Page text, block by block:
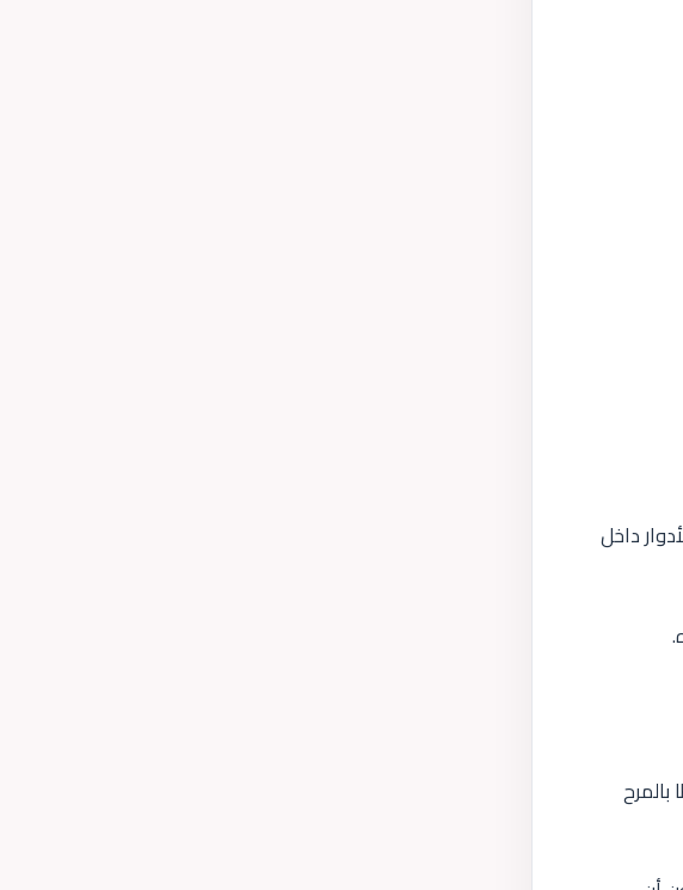
داخل